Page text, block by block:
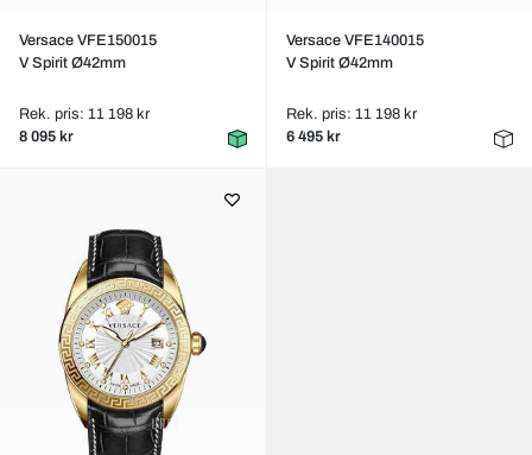
Versace VFE150015
V Spirit Ø42mm
Rek. pris: 11 198 kr
8 095 kr
Versace VFE140015
V Spirit Ø42mm
Rek. pris: 11 198 kr
6 495 kr